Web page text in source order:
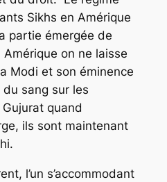
Sikhs en Amérique
partie émergée de
Amérique on ne laisse
Modi et son éminence
sang sur les
quand
ils sont maintenant
l’un s’accommodant